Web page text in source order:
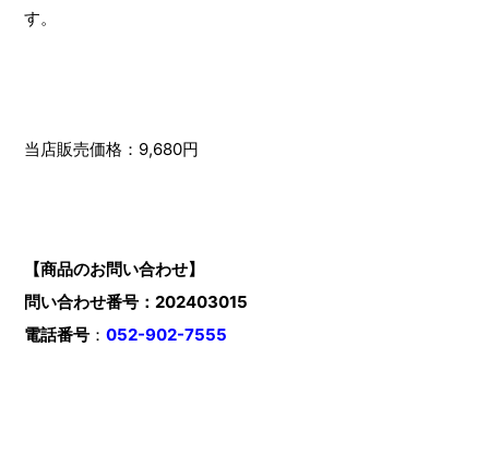
す。
当店販売価格：9,680円
【商品のお問い合わせ】
問い合わせ番号：202403015
電話番号 ：052-902-7555